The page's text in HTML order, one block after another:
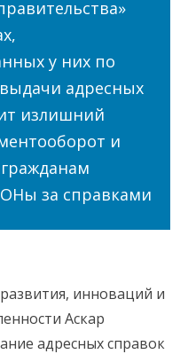
у них по
адресных
излишний
и
за справками
инноваций и
Аскар
адресных справок